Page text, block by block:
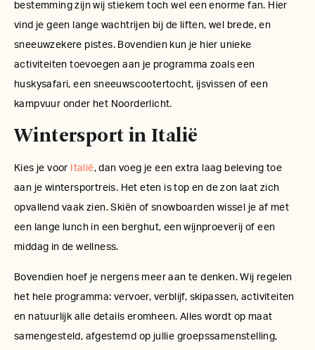
bestemming zijn wij stiekem toch wel een enorme fan. Hier
vind je geen lange wachtrijen bij de liften, wel brede, en
sneeuwzekere pistes. Bovendien kun je hier unieke
activiteiten toevoegen aan je programma zoals een
huskysafari, een sneeuwscootertocht, ijsvissen of een
kampvuur onder het Noorderlicht.
Wintersport in Italië
Kies je voor Italië, dan voeg je een extra laag beleving toe
aan je wintersportreis. Het eten is top en de zon laat zich
opvallend vaak zien. Skiën of snowboarden wissel je af met
een lange lunch in een berghut, een wijnproeverij of een
middag in de wellness.
Bovendien hoef je nergens meer aan te denken. Wij regelen
het hele programma: vervoer, verblijf, skipassen, activiteiten
en natuurlijk alle details eromheen. Alles wordt op maat
samengesteld, afgestemd op jullie groepssamenstelling,